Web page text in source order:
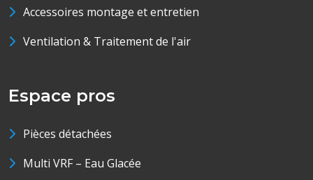
Accessoires montage et entretien
Ventilation & Traitement de l'air
Espace pros
Pièces détachées
Multi VRF – Eau Glacée